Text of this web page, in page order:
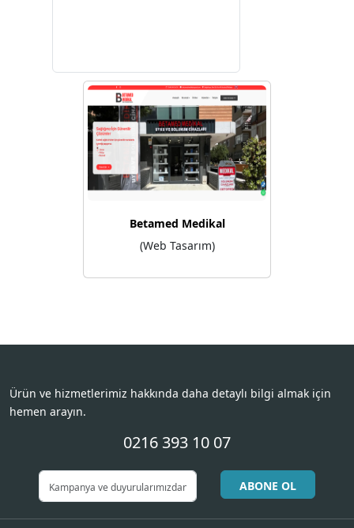
Betamed Medikal
(Web Tasarım)
Ürün ve hizmetlerimiz hakkında daha detaylı bilgi almak için
hemen arayın.
0216 393 10 07
ABONE OL